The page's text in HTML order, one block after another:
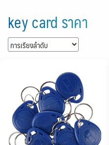
contentkey card ราคา